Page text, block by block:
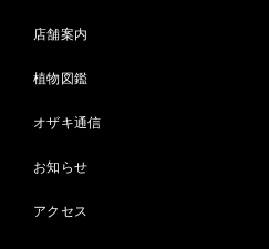
店舗案内
植物図鑑
オザキ通信
お知らせ
アクセス